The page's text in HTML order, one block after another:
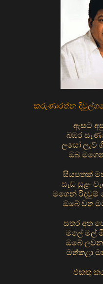
කරුණාරත්න
ඇසට
බඹර
ලසෝ ලැව්
ඔබ
සියපතක්
සැඩ සුළං
මගෙන්
ඔබේ වත
සතර අත
මලේ මල්
ඔබේ
මත්කළා
එකතු